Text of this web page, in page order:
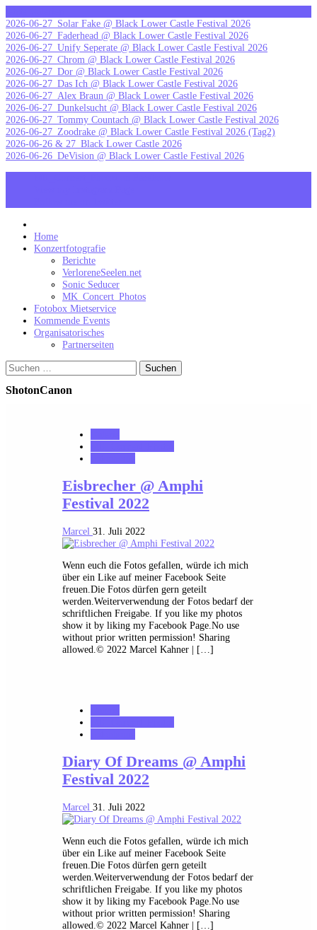
to
content
2026-06-27_Solar Fake @ Black Lower Castle Festival 2026
2026-06-27_Faderhead @ Black Lower Castle Festival 2026
2026-06-27_Unify Seperate @ Black Lower Castle Festival 2026
2026-06-27_Chrom @ Black Lower Castle Festival 2026
2026-06-27_Dor @ Black Lower Castle Festival 2026
2026-06-27_Das Ich @ Black Lower Castle Festival 2026
2026-06-27_Alex Braun @ Black Lower Castle Festival 2026
2026-06-27_Dunkelsucht @ Black Lower Castle Festival 2026
2026-06-27_Tommy Countach @ Black Lower Castle Festival 2026
2026-06-27_Zoodrake @ Black Lower Castle Festival 2026 (Tag2)
2026-06-26 & 27_Black Lower Castle 2026
2026-06-26_DeVision @ Black Lower Castle Festival 2026
MK_Concert_Photos
Home
Konzertfotografie
Berichte
VerloreneSeelen.net
Sonic Seducer
MK_Concert_Photos
Fotobox Mietservice
Kommende Events
Organisatorisches
Partnerseiten
Suchen
nach:
ShotonCanon
Eisbrecher @ Amphi
Festival 2022
Marcel 31. Juli 2022
Wenn euch die Fotos gefallen, würde ich mich
über ein Like auf meiner Facebook Seite
freuen.Die Fotos dürfen gern geteilt
werden.Weiterverwendung der Fotos bedarf der
schriftlichen Freigabe. If you like my photos
show it by liking my Facebook Page.No use
without prior written permission! Sharing
allowed.© 2022 Marcel Kahner | […]
Diary Of Dreams @ Amphi
Festival 2022
Marcel 31. Juli 2022
Wenn euch die Fotos gefallen, würde ich mich
über ein Like auf meiner Facebook Seite
freuen.Die Fotos dürfen gern geteilt
werden.Weiterverwendung der Fotos bedarf der
schriftlichen Freigabe. If you like my photos
show it by liking my Facebook Page.No use
without prior written permission! Sharing
allowed.© 2022 Marcel Kahner | […]